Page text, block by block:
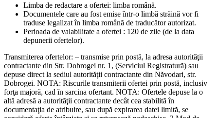
Limba de redactare a ofertei: limba română.
Documentele care au fost emise într-o limbă străină vor fi
traduse legalizat în limba română de traducător autorizat.
Perioada de valabilitate a ofertei : 120 de zile (de la data
depunerii ofertelor).
Transmiterea ofertelor: – transmise prin postă, la adresa autorităţii
contractante din Str. Dobrogei nr. 1, (Serviciul Registratură) sau
depuse direct la sediul autorităţii contractante din Năvodari, str.
Dobrogei. NOTA: Riscurile transmiterii ofertei prin postă, inclusiv
forţa majoră, cad în sarcina ofertant. NOTA: Ofertele depuse la o
altă adresă a autorităţii contractante decât cea stabilită în
documentaţia de atribuire, sau după expirarea datei limită, se